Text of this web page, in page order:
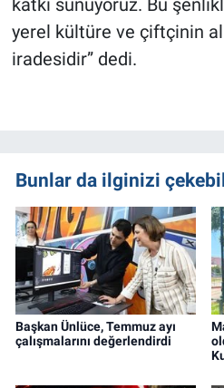
katkı sunuyoruz. Bu
yerel kültüre ve çiftçinin
iradesidir” dedi.
Bunlar da ilginizi
Başkan Ünlüce, Temmuz ayı
çalışmalarını değerlendirdi